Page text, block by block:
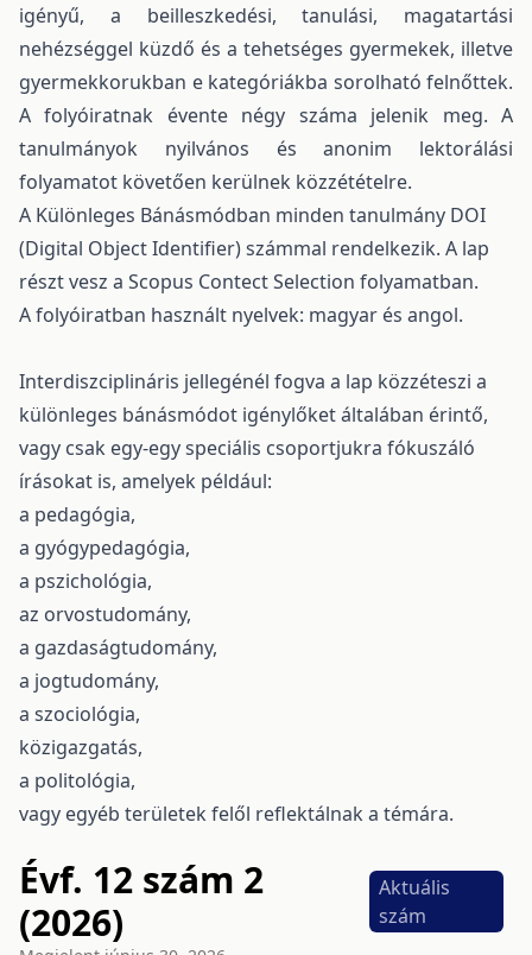
igényű, a beilleszkedési, tanulási, magatartási
nehézséggel küzdő és a tehetséges gyermekek, illetve
gyermekkorukban e kategóriákba sorolható felnőttek.
A folyóiratnak évente négy száma jelenik meg. A
tanulmányok nyilvános és anonim lektorálási
folyamatot követően kerülnek közzétételre.
A Különleges Bánásmódban minden tanulmány DOI
(Digital Object Identifier) számmal rendelkezik. A lap
részt vesz a Scopus Contect Selection folyamatban.
A folyóiratban használt nyelvek: magyar és angol.
Interdiszciplináris jellegénél fogva a lap közzéteszi a
különleges bánásmódot igénylőket általában érintő,
vagy csak egy-egy speciális csoportjukra fókuszáló
írásokat is, amelyek például:
a pedagógia,
a gyógypedagógia,
a pszichológia,
az orvostudomány,
a gazdaságtudomány,
a jogtudomány,
a szociológia,
közigazgatás,
a politológia,
vagy egyéb területek felől reflektálnak a témára.
Évf. 12 szám 2
(2026)
Aktuális
szám